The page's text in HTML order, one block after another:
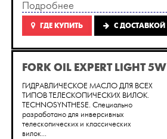
Подробнее
ГДЕ КУПИТЬ C ДОСТАВКОЙ
FORK OIL EXPERT LIGHT 5W
ГИДРАВЛИЧЕСКОЕ МАСЛО ДЛЯ ВСЕХ
ТИПОВ ТЕЛЕСКОПИЧЕСКИХ ВИЛОК.
TECHNOSYNTHESE. Cпециально
разработано для инверсивных
телескопических и классических
вилок...